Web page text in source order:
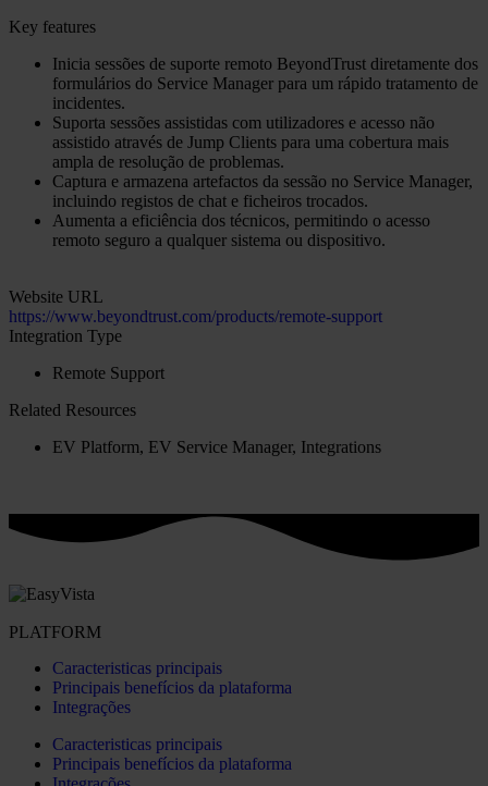
Key features
Inicia sessões de suporte remoto BeyondTrust diretamente dos
formulários do Service Manager para um rápido tratamento de
incidentes.
Suporta sessões assistidas com utilizadores e acesso não
assistido através de Jump Clients para uma cobertura mais
ampla de resolução de problemas.
Captura e armazena artefactos da sessão no Service Manager,
incluindo registos de chat e ficheiros trocados.
Aumenta a eficiência dos técnicos, permitindo o acesso
remoto seguro a qualquer sistema ou dispositivo.
Website URL
https://www.beyondtrust.com/products/remote-support
Integration Type
Remote Support
Related Resources
EV Platform, EV Service Manager, Integrations
PLATFORM
Caracteristicas principais
Principais benefícios da plataforma
Integrações
Caracteristicas principais
Principais benefícios da plataforma